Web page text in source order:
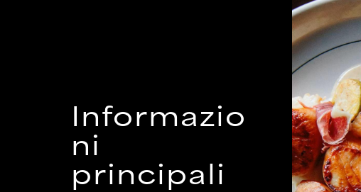
Informazio
ni
principali